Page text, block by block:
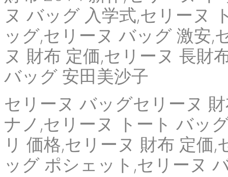
ヌ バッグ 入学式,セリーヌ
ッグ,セリーヌ バッグ 激安,
ヌ 財布 定価,セリーヌ 長財
バッグ 安田美沙子
セリーヌ バッグセリーヌ
ナノ,セリーヌ トート バッ
リ 価格,セリーヌ 財布 定価
ッグ ポシェット,セリーヌ